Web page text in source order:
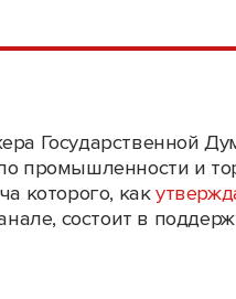
Государственной
промышленности и
которого, как
состоит в